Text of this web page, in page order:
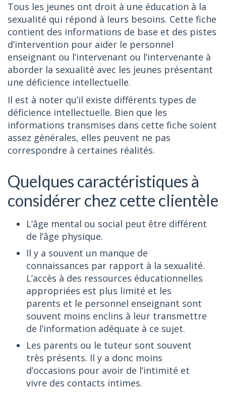
Tous les jeunes ont droit à une éducation à la
sexualité qui répond à leurs besoins. Cette fiche
contient des informations de base et des pistes
d’intervention pour aider le personnel
enseignant ou l’intervenant ou l’intervenante à
aborder la sexualité avec les jeunes présentant
une déficience intellectuelle.
Il est à noter qu’il existe différents types de
déficience intellectuelle. Bien que les
informations transmises dans cette fiche soient
assez générales, elles peuvent ne pas
correspondre à certaines réalités.
Quelques caractéristiques à
considérer chez cette clientèle
L’âge mental ou social peut être différent
de l’âge physique.
Il y a souvent un manque de
connaissances par rapport à la sexualité.
L’accès à des ressources éducationnelles
appropriées est plus limité et les
parents et le personnel enseignant sont
souvent moins enclins à leur transmettre
de l’information adéquate à ce sujet.
Les parents ou le tuteur sont souvent
très présents. Il y a donc moins
d’occasions pour avoir de l’intimité et
vivre des contacts intimes.